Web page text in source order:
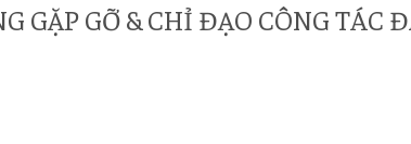
GẶP GỠ & CHỈ ĐẠO CÔNG TÁC